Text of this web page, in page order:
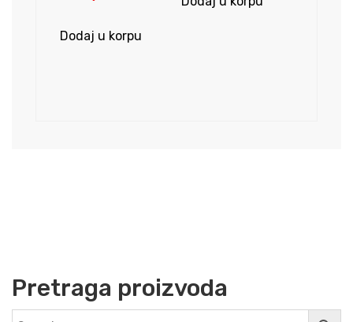
Dodaj u korpu
Pretraga proizvoda